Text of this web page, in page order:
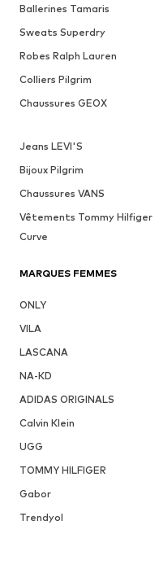
Ballerines Tamaris
Sweats Superdry
Robes Ralph Lauren
Colliers Pilgrim
Chaussures GEOX
Jeans LEVI'S
Bijoux Pilgrim
Chaussures VANS
Vêtements Tommy Hilfiger
Curve
MARQUES FEMMES
ONLY
VILA
LASCANA
NA-KD
ADIDAS ORIGINALS
Calvin Klein
UGG
TOMMY HILFIGER
Gabor
Trendyol